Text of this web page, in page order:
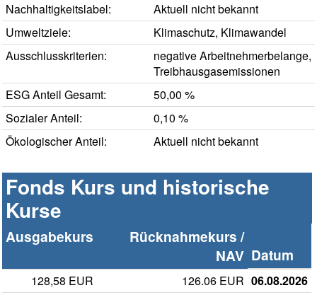
Nachhaltigkeitslabel:
Aktuell nicht bekannt
Umweltziele:
Klimaschutz, Klimawandel
Ausschlusskriterien:
negative Arbeitnehmerbelange,
Treibhausgasemissionen
ESG Anteil Gesamt:
50,00 %
Sozialer Anteil:
0,10 %
Ökologischer Anteil:
Aktuell nicht bekannt
Fonds Kurs und historische
Kurse
Ausgabekurs
Rücknahmekurs /
NAV Datum
128,58 EUR 126.06 EUR 06.08.2026